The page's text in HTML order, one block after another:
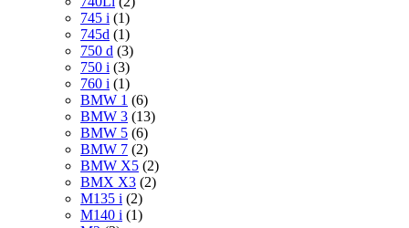
745 i (1)
745d (1)
750 d (3)
750 i (3)
760 i (1)
BMW 1 (6)
BMW 3 (13)
BMW 5 (6)
BMW 7 (2)
BMW X5 (2)
BMX X3 (2)
M135 i (2)
M140 i (1)